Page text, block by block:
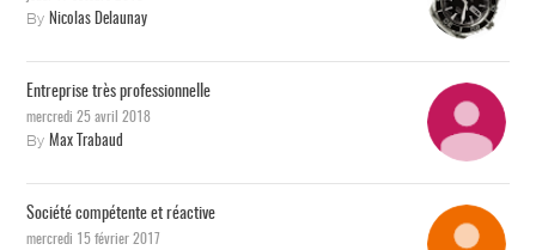
By Nicolas Delaunay
Entreprise très professionnelle
mercredi 25 avril 2018
By Max Trabaud
Société compétente et réactive
mercredi 15 février 2017